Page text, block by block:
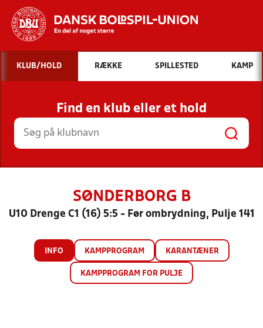
Hvad vil du søge efter?
INDHOLD OG NYHEDER
STILLINGER, RESULTATER, KLUBBER OG
HOLD
KLUB/HOLD RÆKKE SPILLESTED KAMP
Find en klub eller et hold
SØNDERBORG B
U10 Drenge C1 (16) 5:5 - Før ombrydning, Pulje 141
INFO KAMPPROGRAM KARANTÆNER
KAMPPROGRAM FOR PULJE